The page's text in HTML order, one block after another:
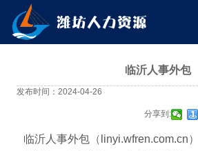
临沂人事外包
发布时间：2024-04-26
分享到:
临沂人事外包 （ linyi.wfren.com.cn